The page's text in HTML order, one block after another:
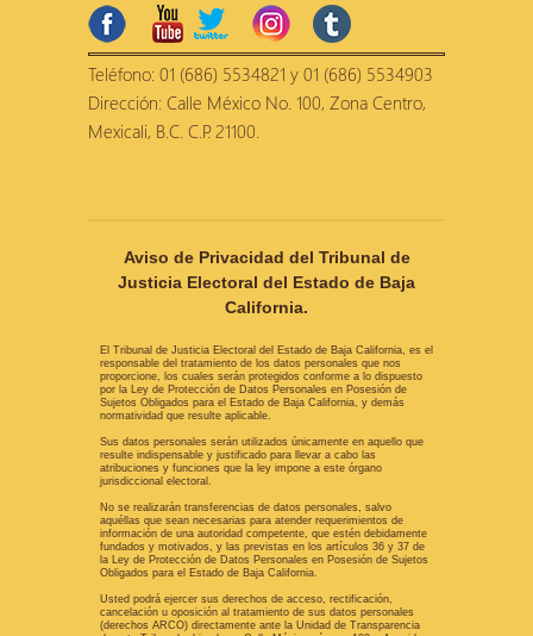
facebookyoutubetwitter
Teléfono: 01 (686) 5534821 y 01 (686) 5534903
Dirección: Calle México No. 100, Zona Centro,
Mexicali, B.C. C.P. 21100.
Aviso de Privacidad del Tribunal de
Justicia Electoral del Estado de Baja
California.
El Tribunal de Justicia Electoral del Estado de Baja California, es el
responsable del tratamiento de los datos personales que nos
proporcione, los cuales serán protegidos conforme a lo dispuesto
por la Ley de Protección de Datos Personales en Posesión de
Sujetos Obligados para el Estado de Baja California, y demás
normatividad que resulte aplicable.
Sus datos personales serán utilizados únicamente en aquello que
resulte indispensable y justificado para llevar a cabo las
atribuciones y funciones que la ley impone a este órgano
jurisdiccional electoral.
No se realizarán transferencias de datos personales, salvo
aquéllas que sean necesarias para atender requerimientos de
información de una autoridad competente, que estén debidamente
fundados y motivados, y las previstas en los artículos 36 y 37 de
la Ley de Protección de Datos Personales en Posesión de Sujetos
Obligados para el Estado de Baja California.
Usted podrá ejercer sus derechos de acceso, rectificación,
cancelación u oposición al tratamiento de sus datos personales
(derechos ARCO) directamente ante la Unidad de Transparencia